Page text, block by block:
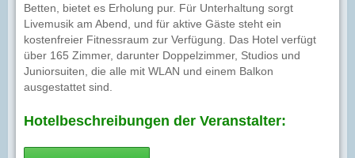
Betten, bietet es Erholung pur. Für Unterhaltung sorgt
Livemusik am Abend, und für aktive Gäste steht ein
kostenfreier Fitnessraum zur Verfügung. Das Hotel verfügt
über 165 Zimmer, darunter Doppelzimmer, Studios und
Juniorsuiten, die alle mit WLAN und einem Balkon
ausgestattet sind.
Hotelbeschreibungen der Veranstalter: